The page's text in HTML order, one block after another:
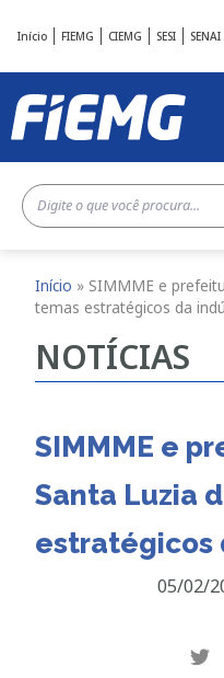
Início FIEMG CIEMG SESI SENAI
Início » SIMMME e
temas estratégicos da
NOTÍCIAS
SIMMME e
Santa Luzia
estratégicos
05/02/